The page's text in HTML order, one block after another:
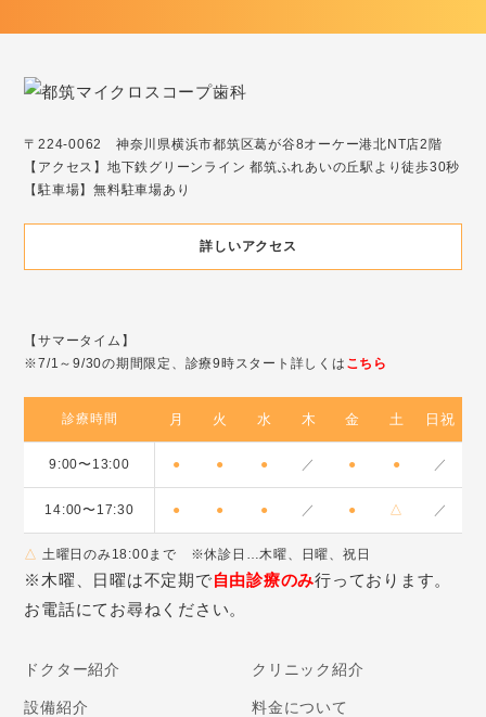
〒224-0062 神奈川県横浜市都筑区葛が谷8オーケー港北NT店2階
【アクセス】地下鉄グリーンライン 都筑ふれあいの丘駅より徒歩30秒
【駐車場】無料駐車場あり
詳しいアクセス
【サマータイム】
※7/1～9/30の期間限定、診療9時スタート詳しくは こちら
診療時間 月 火 水 木 金 土 日祝
9:00〜13:00 ● ● ● ／ ● ● ／
14:00〜17:30 ● ● ● ／ ● △ ／
△ 土曜日のみ18:00まで ※休診日…木曜、日曜、祝日
※木曜、日曜は不定期で自由診療のみ行っております。
お電話にてお尋ねください。
ドクター紹介 クリニック紹介
設備紹介 料金について